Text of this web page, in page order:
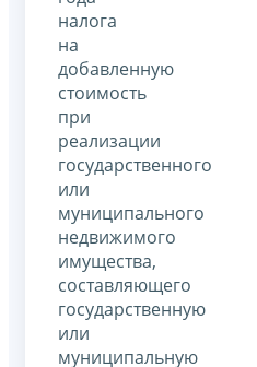
налога
на
добавленную
стоимость
при
реализации
государственного
или
муниципального
недвижимого
имущества,
составляющего
государственную
или
муниципальную